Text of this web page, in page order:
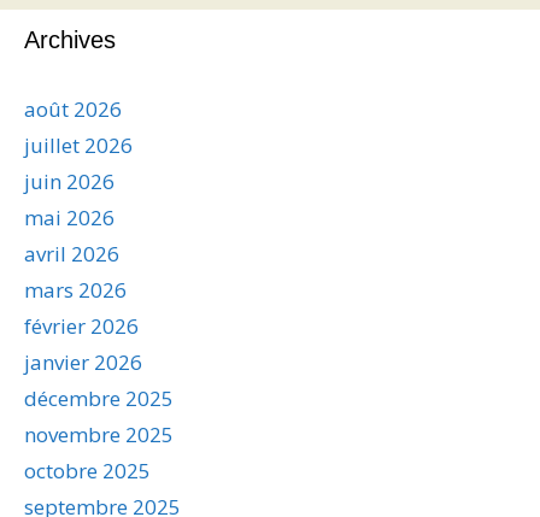
Archives
août 2026
juillet 2026
juin 2026
mai 2026
avril 2026
mars 2026
février 2026
janvier 2026
décembre 2025
novembre 2025
octobre 2025
septembre 2025